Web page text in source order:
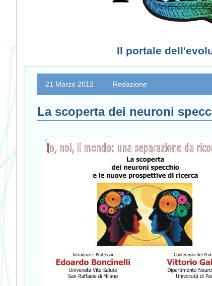
Il portale
21 Marzo 2012 Redazione
La scoperta dei neuroni